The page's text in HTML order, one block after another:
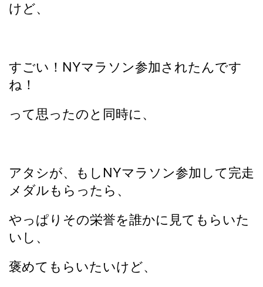
けど、
すごい！NYマラソン参加されたんです
ね！
って思ったのと同時に、
アタシが、もしNYマラソン参加して完走
メダルもらったら、
やっぱりその栄誉を誰かに見てもらいた
いし、
褒めてもらいたいけど、